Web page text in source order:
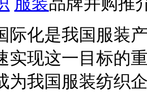
化是我国服装产
实现这一目标的
为我国服装纺织